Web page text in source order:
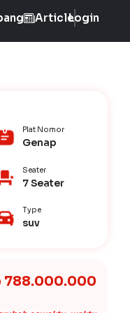
ArticleLogin
Plat Nomor
Genap
Seater
7 Seater
Type
suv
788.000.000